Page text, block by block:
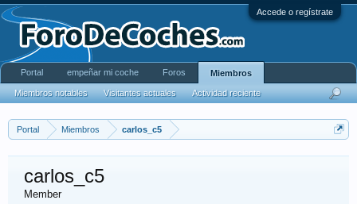
Accede o regístrate
Portal Miembros carlos_c5
carlos_c5
Member
Portal empeñar mi coche Foros Miembros
Miembros notables Visitantes actuales Actividad reciente